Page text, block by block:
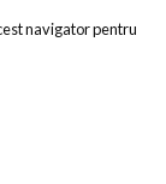
navigator pentru